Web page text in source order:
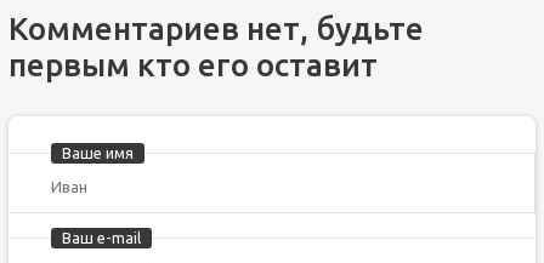
Комментариев нет, будьте
первым кто его оставит
Ваше имя
Ваш e-mail